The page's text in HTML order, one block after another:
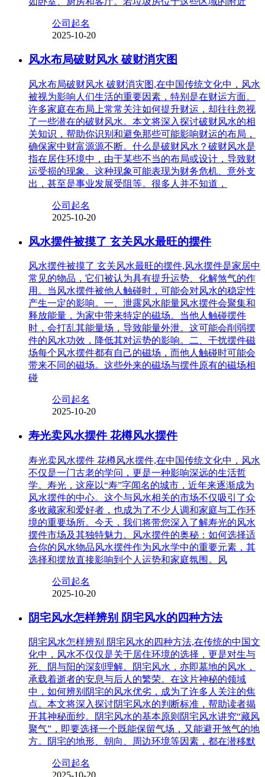
公司起名
2025-10-20
风水布局破财风水 破财消灾图
风水布局破财风水 破财消灾图,在中国传统文化中，风水
被视为影响人们生活的重要因素，特别是在财运方面。
许多家庭在布局上常常关注如何提升财运，却往往忽视
了一些潜在的破财风水。本文将深入探讨破财风水的相
关知识，帮助你识别和避免那些可能影响财运的布局，
确保家中财富源源不断。什么是破财风水？破财风水是
指在居住环境中，由于某些不当的布局或设计，导致财
运受损的现象。这种现象可能表现为财务危机、意外支
出，甚至是事业发展受阻等。很多人并不知道，
公司起名
2025-10-20
风水摆件被摸了 玄关风水最旺的摆件
风水摆件被摸了 玄关风水最旺的摆件,风水摆件是家居中
常见的物品，它们被认为具有提升运势、化解煞气的作
用。当风水摆件被他人触碰时，可能会对风水的稳定性
产生一定的影响。一、泄露风水能量风水摆件会聚集和
释放能量，为家中带来特定的磁场。当他人触碰摆件
时，会打乱其能量场，导致能量外泄。这可能会削弱摆
件的风水功效，降低其对运势的影响。二、干扰摆件磁
场每个风水摆件都有自己的磁场，而他人触碰时可能会
带来不同的磁场。这些外来的磁场与摆件原有的磁场相
碰
公司起名
2025-10-20
寿光卖风水摆件 花樽风水摆件
寿光卖风水摆件 花樽风水摆件,在中国传统文化中，风水
不仅是一门古老的学问，更是一种影响深远的生活哲
学。寿光，这座以“寿”字闻名的城市，近年来逐渐成为
风水摆件的中心。这个与风水相关的市场不仅吸引了众
多收藏家和爱好者，也成为了不少人调和家庭与工作环
境的重要场所。今天，我们将带您深入了解寿光的风水
摆件市场及其独特魅力。风水摆件的奥秘：如何选择适
合你的风水物品风水摆件作为风水学中的重要元素，其
选择和摆放直接影响到个人运势和家庭氛围。风
公司起名
2025-10-20
阴宅风水怎样辨别 阴宅风水的四种方法
阴宅风水怎样辨别 阴宅风水的四种方法,在传统的中国文
化中，风水不仅仅是关于居住环境的选择，更是对生与
死、阴与阳的深刻理解。阴宅风水，亦即墓地的风水，
承载着逝者的安息与后人的繁荣。在这片神秘的领域
中，如何辨别阴宅的风水优劣，成为了许多人关注的焦
点。本文将深入探讨阴宅风水的判断标准，帮助读者揭
开其神秘面纱。阴宅风水的基本原则阴宅风水讲究“藏风
聚气”，即要选择一个既能保留气场，又能避开煞气的地
方。阴宅的地形、朝向、周边环境等因素，都在潜移默
公司起名